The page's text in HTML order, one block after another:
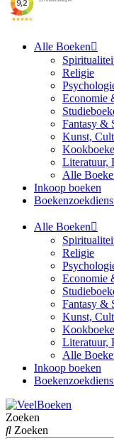
Alle Boeken
Religie
Economie
Fantasy &
Kunst,
Literatuur,
Alle
Inkoop boeken
Alle Boeken
Religie
Economie
Fantasy &
Kunst,
Literatuur,
Alle
Inkoop boeken
Zoeken
Zoeken